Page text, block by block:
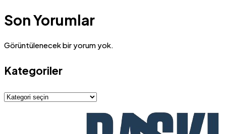
Son Yorumlar
Görüntülenecek bir yorum yok.
Kategoriler
Kategoriler